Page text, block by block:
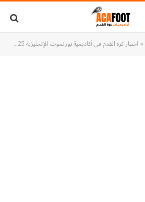
» اختبار كرة القدم في أكاديمية بورنموث الإنجليزية 2025 – كيف تتقدم وتجتاز التجربة بنجاح